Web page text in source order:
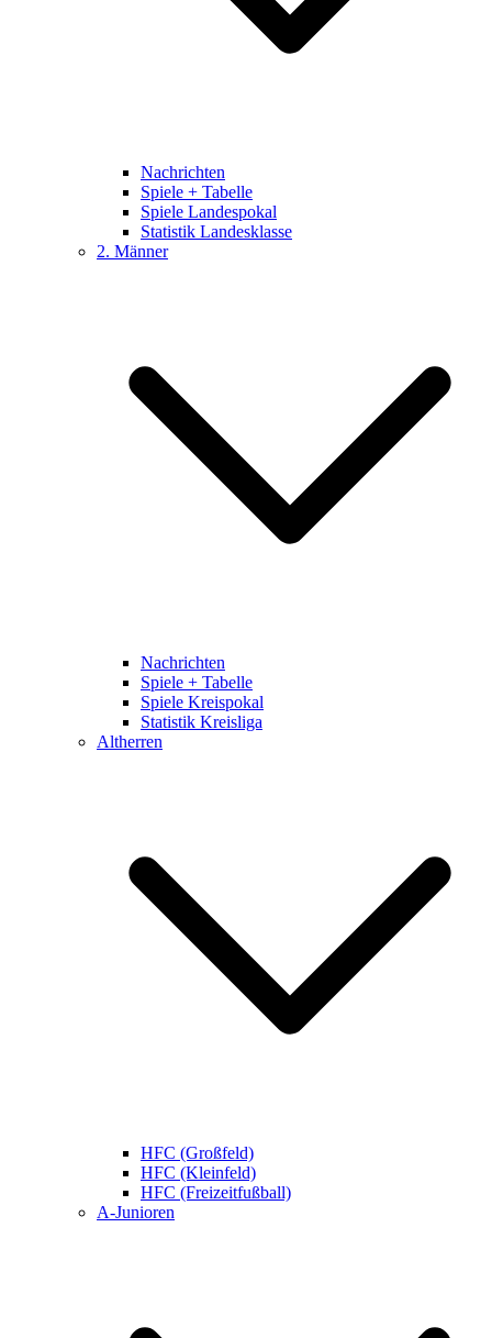
Nachrichten
Spiele + Tabelle
Spiele Landespokal
Statistik Landesklasse
2. Männer
Nachrichten
Spiele + Tabelle
Spiele Kreispokal
Statistik Kreisliga
Altherren
HFC (Großfeld)
HFC (Kleinfeld)
HFC (Freizeitfußball)
A-Junioren